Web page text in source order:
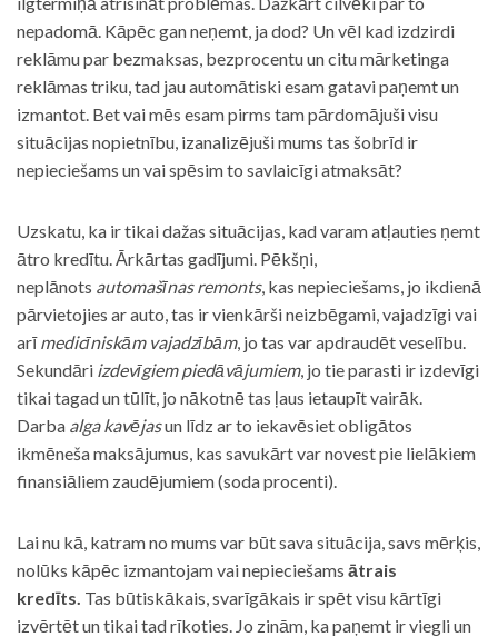
nepadomā. Kāpēc gan neņemt, ja dod? Un vēl kad izdzirdi
reklāmu par bezmaksas, bezprocentu un citu mārketinga
reklāmas triku, tad jau automātiski esam gatavi paņemt un
izmantot. Bet vai mēs esam pirms tam pārdomājuši visu
situācijas nopietnību, izanalizējuši mums tas šobrīd ir
nepieciešams un vai spēsim to savlaicīgi atmaksāt?
Uzskatu, ka ir tikai dažas situācijas, kad varam atļauties ņemt
ātro kredītu. Ārkārtas gadījumi. Pēkšņi,
neplānots automašīnas remonts, kas nepieciešams, jo ikdienā
pārvietojies ar auto, tas ir vienkārši neizbēgami, vajadzīgi vai
arīmedicīniskām vajadzībām, jo tas var apdraudēt veselību.
Sekundāri izdevīgiem piedāvājumiem, jo tie parasti ir izdevīgi
tikai tagad un tūlīt, jo nākotnē tas ļaus ietaupīt vairāk.
Darba alga kavējasun līdz ar to iekavēsiet obligātos
ikmēneša maksājumus, kas savukārt var novest pie lielākiem
finansiāliem zaudējumiem (soda procenti).
Lai nu kā, katram no mums var būt sava situācija, savs mērķis,
nolūks kāpēc izmantojam vai nepieciešams ātrais
kredīts. Tas būtiskākais, svarīgākais ir spēt visu kārtīgi
izvērtēt un tikai tad rīkoties. Jo zinām, ka paņemt ir viegli un